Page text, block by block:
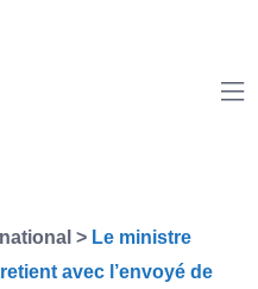
> Le ministre
avec l’envoyé de